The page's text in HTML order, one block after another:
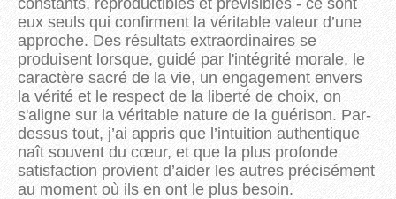
constants, reproductibles et prévisibles - ce sont
eux seuls qui confirment la véritable valeur d’une
approche. Des résultats extraordinaires se
produisent lorsque, guidé par l'intégrité morale, le
caractère sacré de la vie, un engagement envers
la vérité et le respect de la liberté de choix, on
s'aligne sur la véritable nature de la guérison. Par-
dessus tout, j’ai appris que l’intuition authentique
naît souvent du cœur, et que la plus profonde
satisfaction provient d’aider les autres précisément
au moment où ils en ont le plus besoin.